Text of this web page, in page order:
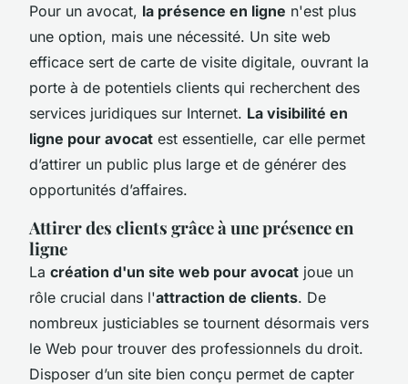
Pour un avocat, la présence en ligne n'est plus
une option, mais une nécessité. Un site web
efficace sert de carte de visite digitale, ouvrant la
porte à de potentiels clients qui recherchent des
services juridiques sur Internet. La visibilité en
ligne pour avocat est essentielle, car elle permet
d’attirer un public plus large et de générer des
opportunités d’affaires.
Attirer des clients grâce à une présence en
ligne
La création d'un site web pour avocat joue un
rôle crucial dans l'attraction de clients. De
nombreux justiciables se tournent désormais vers
le Web pour trouver des professionnels du droit.
Disposer d’un site bien conçu permet de capter